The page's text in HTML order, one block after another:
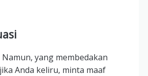
yang membedakan
Anda keliru, minta maaf